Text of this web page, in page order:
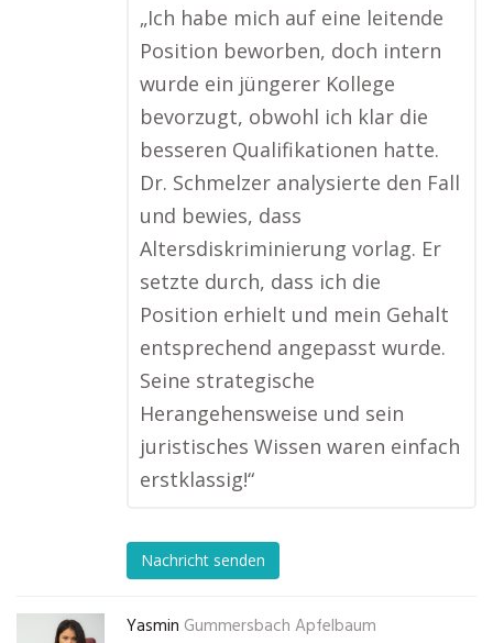
„Ich habe mich auf eine leitende
Position beworben, doch intern
wurde ein jüngerer Kollege
bevorzugt, obwohl ich klar die
besseren Qualifikationen hatte.
Dr. Schmelzer analysierte den Fall
und bewies, dass
Altersdiskriminierung vorlag. Er
setzte durch, dass ich die
Position erhielt und mein Gehalt
entsprechend angepasst wurde.
Seine strategische
Herangehensweise und sein
juristisches Wissen waren einfach
erstklassig!“
Nachricht senden
Yasmin Gummersbach Apfelbaum